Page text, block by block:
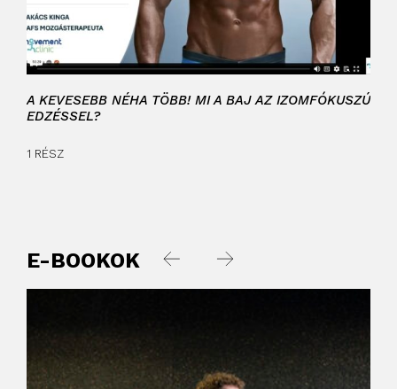
A KEVESEBB NÉHA TÖBB! MI A BAJ AZ IZOMFÓKUSZÚ
EDZÉSSEL?
1 RÉSZ
E-BOOKOK